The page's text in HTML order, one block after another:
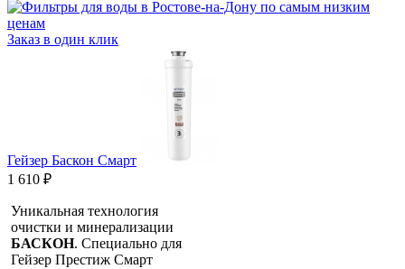
Заказ в один клик
Гейзер Баскон Смарт
1 610 ₽
Уникальная технология
очистки и минерализации
БАСКОН. Специально для
Гейзер Престиж Смарт